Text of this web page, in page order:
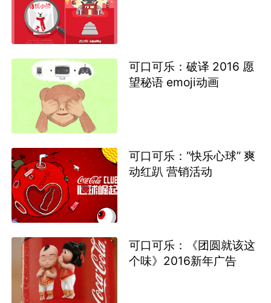
可口可乐：破译 2016 愿
望秘语 emoji动画
可口可乐：“快乐心球” 爽
动红趴 营销活动
可口可乐：《团圆就该这
个味》2016新年广告